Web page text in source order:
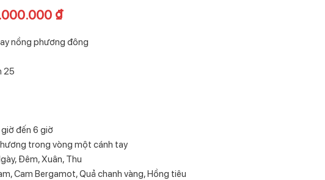
₫
nồng phương đông
25
đến 6 giờ
trong vòng một cánh tay
Đêm, Xuân, Thu
Cam Bergamot, Quả chanh vàng, Hồng tiêu